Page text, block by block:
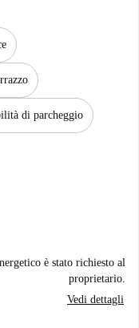
di parcheggio
è stato richiesto al
proprietario.
Vedi dettagli